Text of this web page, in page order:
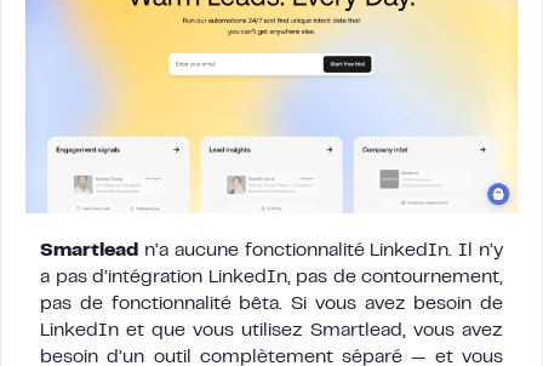
Smartlead
n’a aucune fonctionnalité LinkedIn. Il n’y
a pas d’intégration LinkedIn, pas de contournement,
pas de fonctionnalité bêta. Si vous avez besoin de
LinkedIn et que vous utilisez Smartlead, vous avez
besoin d’un outil complètement séparé — et vous